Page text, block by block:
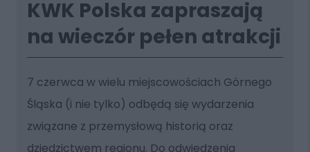
KWK Polska zapraszają
na wieczór pełen atrakcji
7 czerwca w wielu miejscowościach Górnego
Śląska (i nie tylko) odbędą się wydarzenia
związane z przemysłową historią oraz
dziedzictwem regionu. Do odwiedzenia